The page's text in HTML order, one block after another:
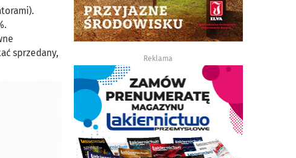
sprzedany,
Reklama